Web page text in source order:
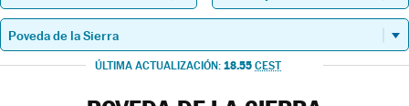
ÚLTIMA ACTUALIZACIÓN: 18.55 CEST